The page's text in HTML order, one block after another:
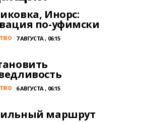
Инорс:
по-уфимски
7 АВГУСТА , 06:15
6 АВГУСТА , 06:15
маршрут